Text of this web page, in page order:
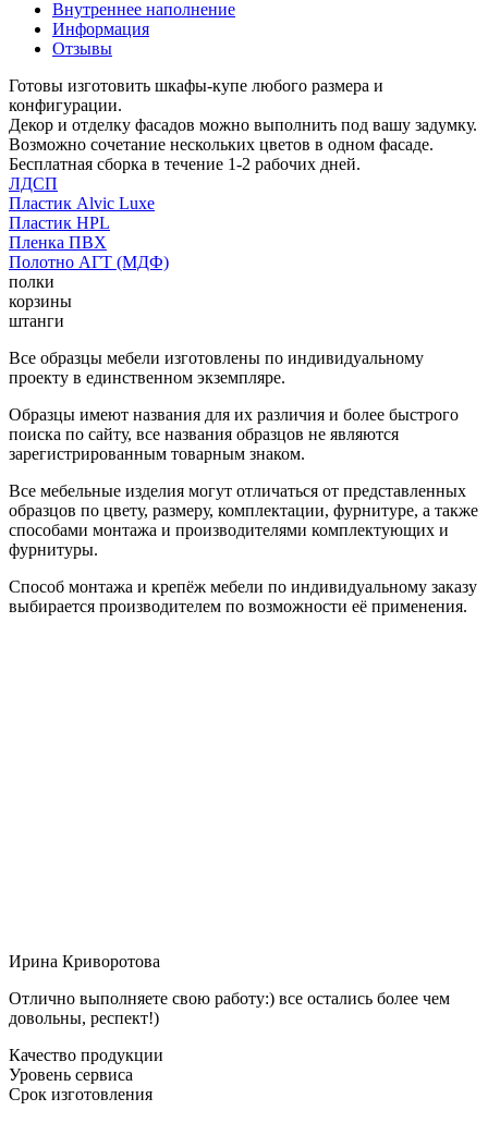
Внутреннее наполнение
Информация
Отзывы
Готовы изготовить шкафы-купе любого размера и
конфигурации.
Декор и отделку фасадов можно выполнить под вашу задумку.
Возможно сочетание нескольких цветов в одном фасаде.
Бесплатная сборка в течение 1-2 рабочих дней.
ЛДСП
Пластик Alvic Luxe
Пластик HPL
Пленка ПВХ
Полотно АГТ (МДФ)
полки
корзины
штанги
Все образцы мебели изготовлены по индивидуальному
проекту в единственном экземпляре.
Образцы имеют названия для их различия и более быстрого
поиска по сайту, все названия образцов не являются
зарегистрированным товарным знаком.
Все мебельные изделия могут отличаться от представленных
образцов по цвету, размеру, комплектации, фурнитуре, а также
способами монтажа и производителями комплектующих и
фурнитуры.
Способ монтажа и крепёж мебели по индивидуальному заказу
выбирается производителем по возможности её применения.
Ирина Криворотова
Отлично выполняете свою работу:) все остались более чем
довольны, респект!)
Качество продукции
Уровень сервиса
Срок изготовления